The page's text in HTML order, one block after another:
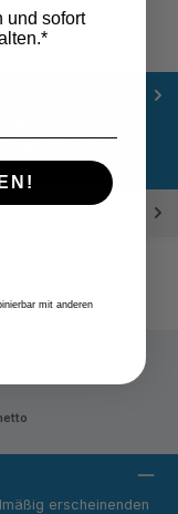
mit
erscheinenden
und sofort
mit anderen